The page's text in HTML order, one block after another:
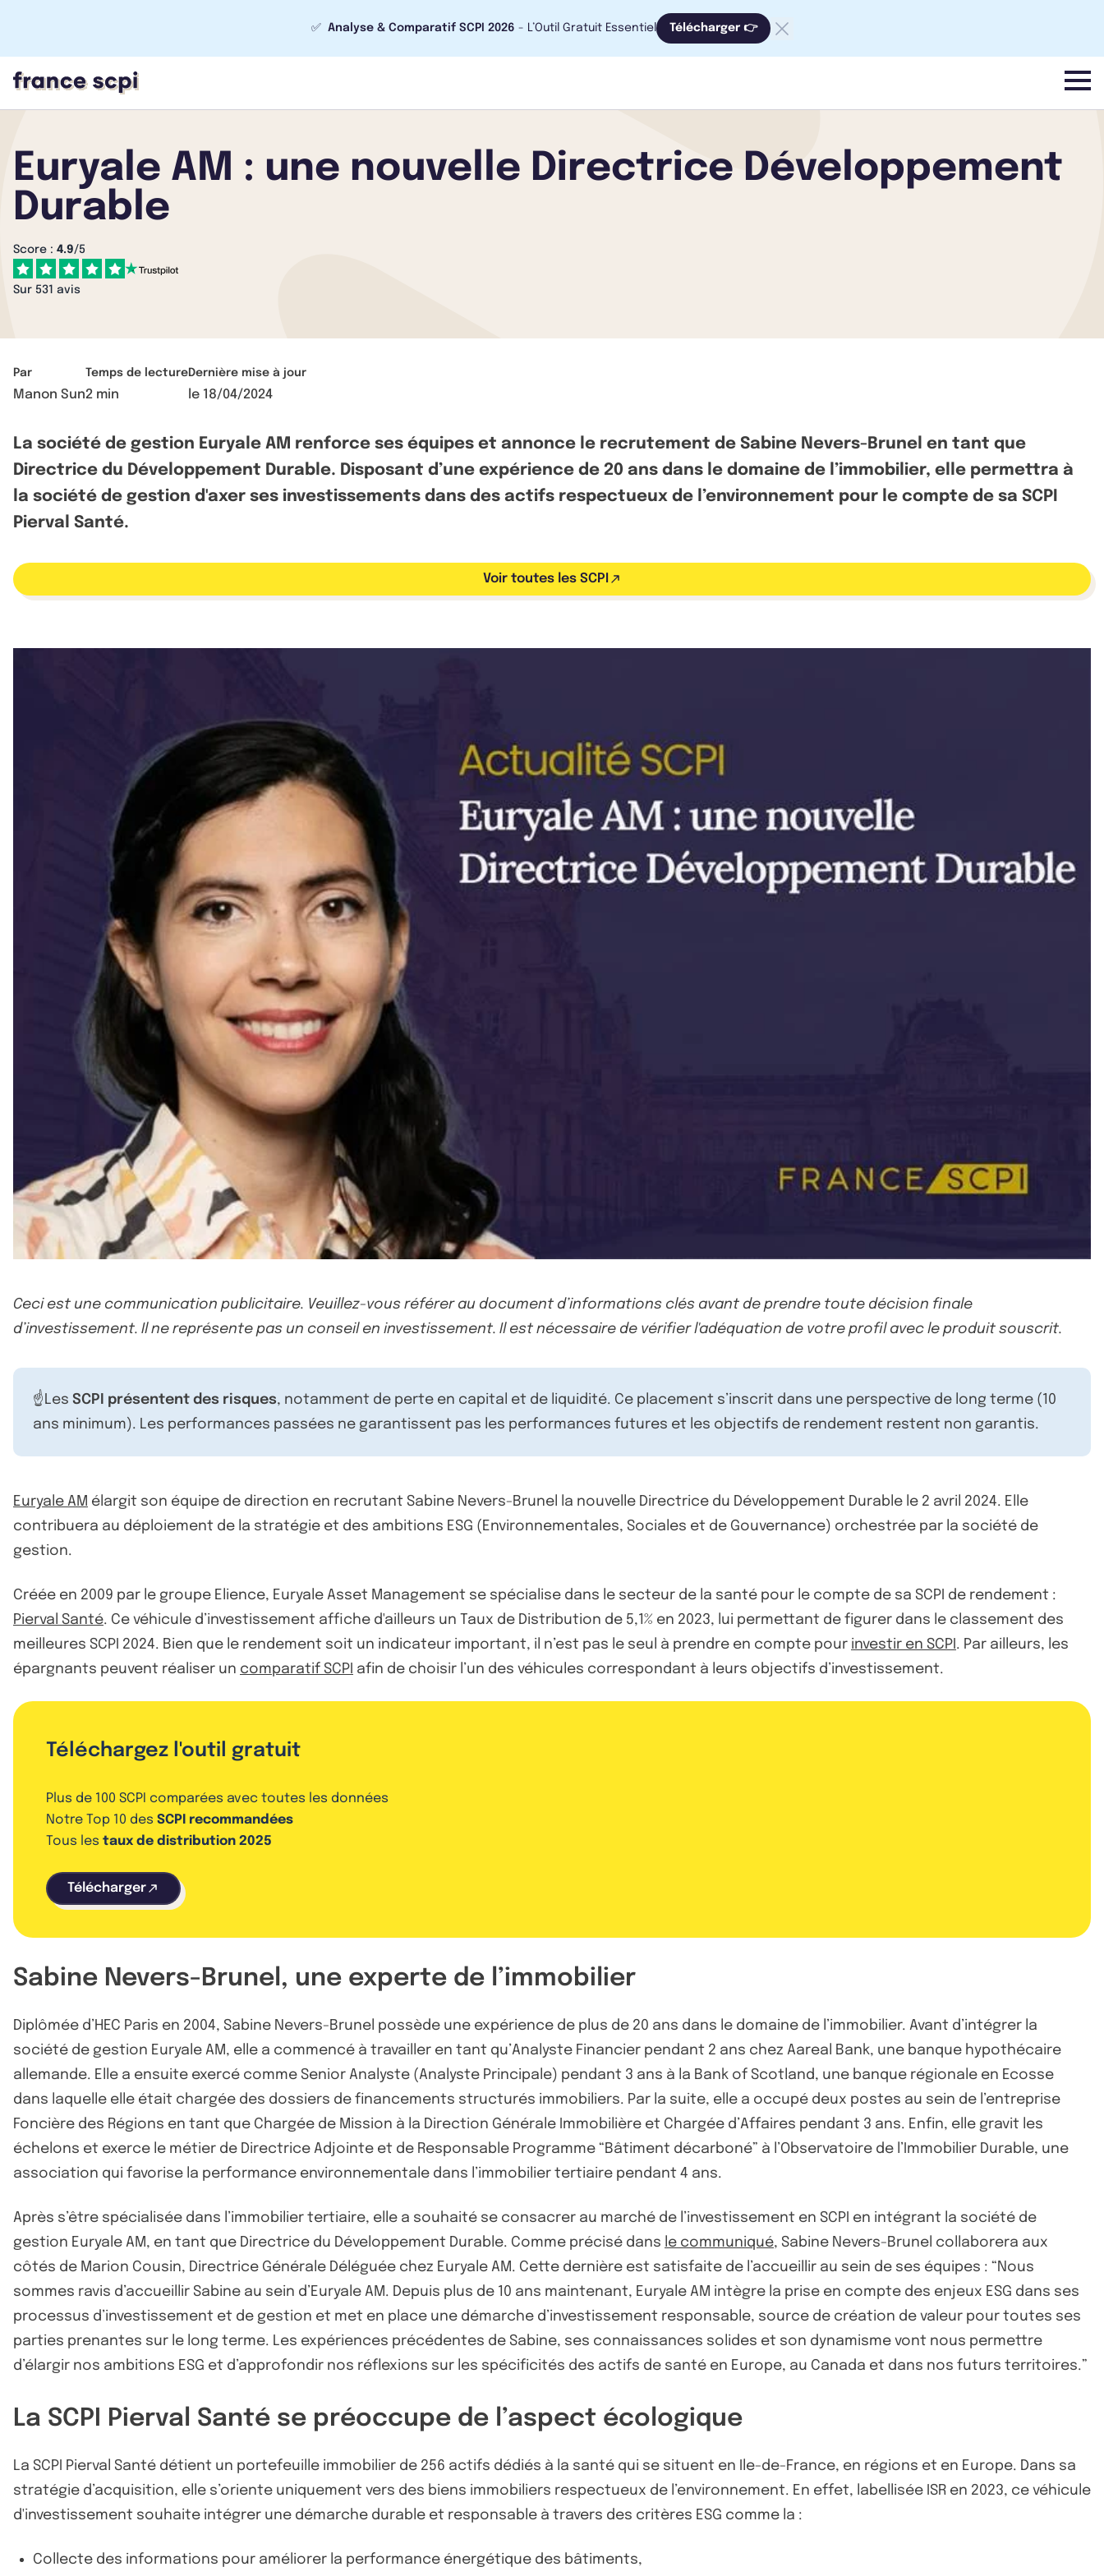
✅ Analyse & Comparatif SCPI 2026 - L’Outil Gratuit Essentiel Télécharger 👉
menu
Euryale AM : une nouvelle Directrice Développement
Durable
Score : 4.9/5
Sur 531 avis
Par
Manon Sun
Temps de lecture
2 min
Dernière mise à jour
le 18/04/2024
La société de gestion Euryale AM renforce ses équipes et annonce le recrutement de Sabine Nevers-Brunel en tant que
Directrice du Développement Durable. Disposant d’une expérience de 20 ans dans le domaine de l’immobilier, elle permettra à
la société de gestion d'axer ses investissements dans des actifs respectueux de l’environnement pour le compte de sa SCPI
Pierval Santé.
Voir toutes les SCPI
Ceci est une communication publicitaire. Veuillez-vous référer au document d’informations clés avant de prendre toute décision finale
d’investissement. Il ne représente pas un conseil en investissement. Il est nécessaire de vérifier l'adéquation de votre profil avec le produit souscrit.
☝️Les SCPI présentent des risques, notamment de perte en capital et de liquidité. Ce placement s’inscrit dans une perspective de long terme (10
ans minimum). Les performances passées ne garantissent pas les performances futures et les objectifs de rendement restent non garantis.
Euryale AM élargit son équipe de direction en recrutant Sabine Nevers-Brunel la nouvelle Directrice du Développement Durable le 2 avril 2024. Elle
contribuera au déploiement de la stratégie et des ambitions ESG (Environnementales, Sociales et de Gouvernance) orchestrée par la société de
gestion.
Créée en 2009 par le groupe Elience, Euryale Asset Management se spécialise dans le secteur de la santé pour le compte de sa SCPI de rendement :
Pierval Santé. Ce véhicule d’investissement affiche d'ailleurs un Taux de Distribution de 5,1% en 2023, lui permettant de figurer dans le classement des
meilleures SCPI 2024. Bien que le rendement soit un indicateur important, il n’est pas le seul à prendre en compte pour investir en SCPI . Par ailleurs, les
épargnants peuvent réaliser un comparatif SCPI afin de choisir l’un des véhicules correspondant à leurs objectifs d’investissement.
Téléchargez l'outil gratuit
Plus de 100 SCPI comparées avec toutes les données
Notre Top 10 des SCPI recommandées
Tous les taux de distribution 2025
Télécharger
Sabine Nevers-Brunel, une experte de l’immobilier
Diplômée d’HEC Paris en 2004, Sabine Nevers-Brunel possède une expérience de plus de 20 ans dans le domaine de l’immobilier. Avant d’intégrer la
société de gestion Euryale AM, elle a commencé à travailler en tant qu’Analyste Financier pendant 2 ans chez Aareal Bank, une banque hypothécaire
allemande. Elle a ensuite exercé comme Senior Analyste (Analyste Principale) pendant 3 ans à la Bank of Scotland, une banque régionale en Ecosse
dans laquelle elle était chargée des dossiers de financements structurés immobiliers. Par la suite, elle a occupé deux postes au sein de l’entreprise
Foncière des Régions en tant que Chargée de Mission à la Direction Générale Immobilière et Chargée d’Affaires pendant 3 ans. Enfin, elle gravit les
échelons et exerce le métier de Directrice Adjointe et de Responsable Programme “Bâtiment décarboné” à l’Observatoire de l’Immobilier Durable, une
association qui favorise la performance environnementale dans l’immobilier tertiaire pendant 4 ans.
Après s’être spécialisée dans l’immobilier tertiaire, elle a souhaité se consacrer au marché de l’investissement en SCPI en intégrant la société de
gestion Euryale AM, en tant que Directrice du Développement Durable. Comme précisé dans le communiqué, Sabine Nevers-Brunel collaborera aux
côtés de Marion Cousin, Directrice Générale Déléguée chez Euryale AM. Cette dernière est satisfaite de l’accueillir au sein de ses équipes : “Nous
sommes ravis d’accueillir Sabine au sein d’Euryale AM. Depuis plus de 10 ans maintenant, Euryale AM intègre la prise en compte des enjeux ESG dans ses
processus d’investissement et de gestion et met en place une démarche d’investissement responsable, source de création de valeur pour toutes ses
parties prenantes sur le long terme. Les expériences précédentes de Sabine, ses connaissances solides et son dynamisme vont nous permettre
d’élargir nos ambitions ESG et d’approfondir nos réflexions sur les spécificités des actifs de santé en Europe, au Canada et dans nos futurs territoires.”
La SCPI Pierval Santé se préoccupe de l’aspect écologique
La SCPI Pierval Santé détient un portefeuille immobilier de 256 actifs dédiés à la santé qui se situent en Ile-de-France, en régions et en Europe. Dans sa
stratégie d’acquisition, elle s’oriente uniquement vers des biens immobiliers respectueux de l’environnement. En effet, labellisée ISR en 2023, ce véhicule
d'investissement souhaite intégrer une démarche durable et responsable à travers des critères ESG comme la :
Collecte des informations pour améliorer la performance énergétique des bâtiments,